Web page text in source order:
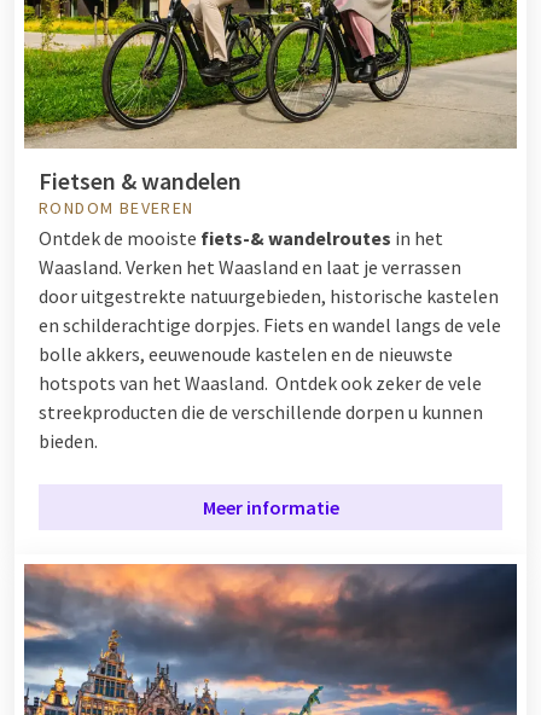
Fietsen & wandelen
RONDOM BEVEREN
Ontdek de mooiste fiets-& wandelroutes in het
Waasland. Verken het Waasland en laat je verrassen
door uitgestrekte natuurgebieden, historische kastelen
en schilderachtige dorpjes. Fiets en wandel langs de vele
bolle akkers, eeuwenoude kastelen en de nieuwste
hotspots van het Waasland. Ontdek ook zeker de vele
streekproducten die de verschillende dorpen u kunnen
bieden.
Meer informatie